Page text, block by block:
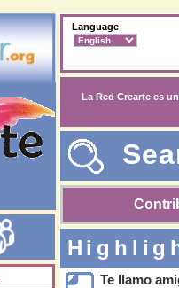
Language
La Red Crearte es
Te llamo